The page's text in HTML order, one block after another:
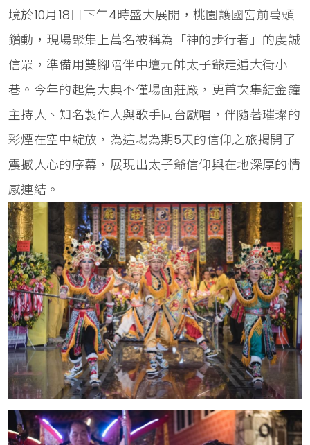
境於10月18日下午4時盛大展開，桃園護國宮前萬頭
鑽動，現場聚集上萬名被稱為「神的步行者」的虔誠
信眾，準備用雙腳陪伴中壇元帥太子爺走遍大街小
巷。今年的起駕大典不僅場面莊嚴，更首次集結金鐘
主持人、知名製作人與歌手同台獻唱，伴隨著璀璨的
彩煙在空中綻放，為這場為期5天的信仰之旅揭開了
震撼人心的序幕，展現出太子爺信仰與在地深厚的情
感連結。